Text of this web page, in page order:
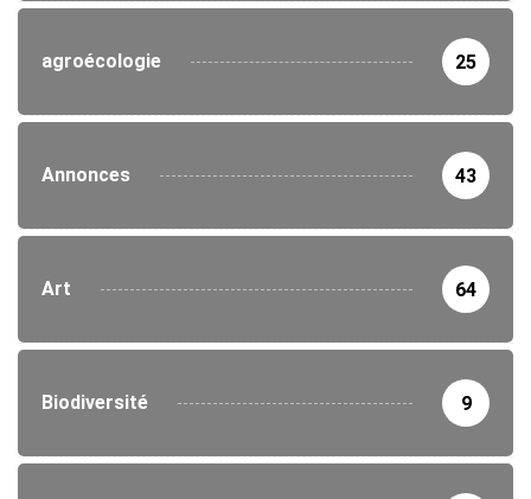
agroécologie 25
Annonces 43
Art 64
Biodiversité 9